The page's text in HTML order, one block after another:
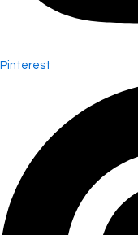
Pinterest